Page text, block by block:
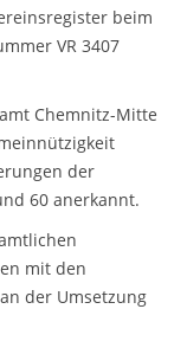
beim
VR 3407
Chemnitz-Mitte
der
60 anerkannt.
mit den
der Umsetzung